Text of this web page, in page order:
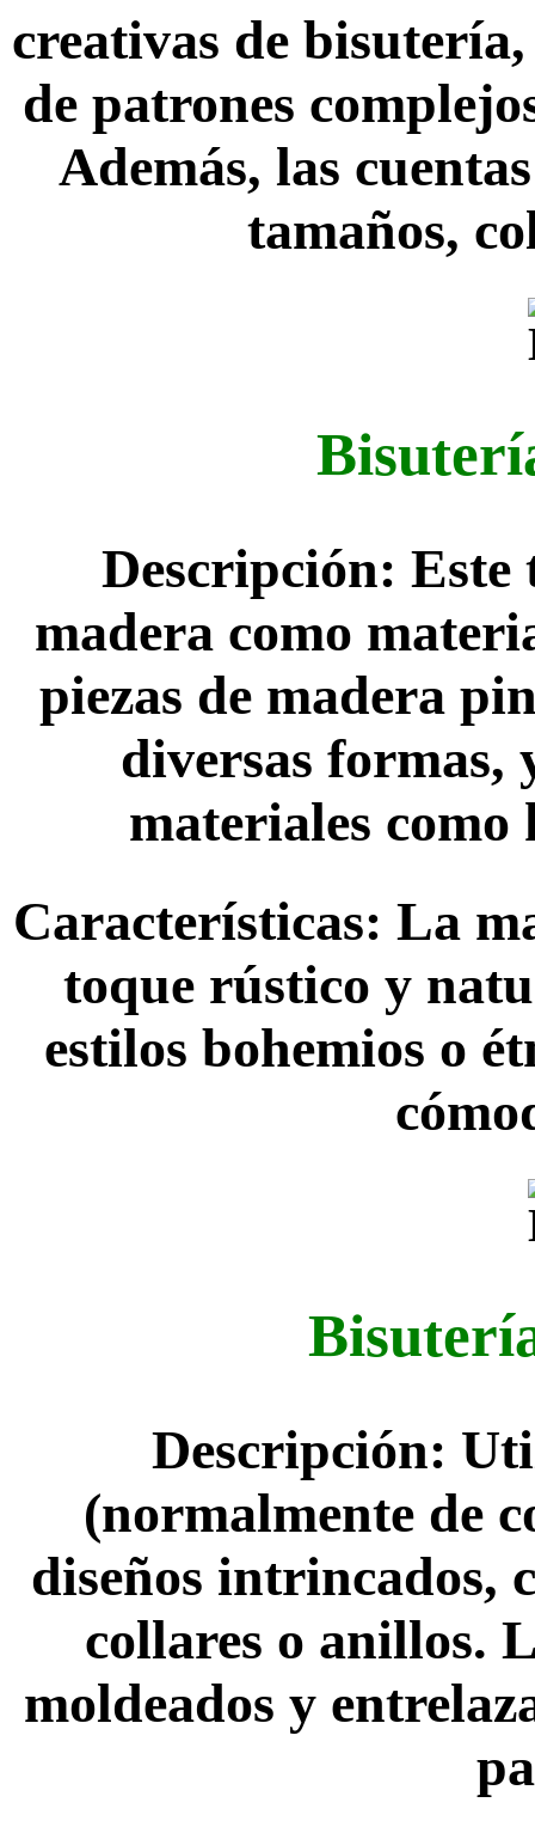
creativas de
de patrones
Además, las
tamaños,
Descripción:
madera como
piezas de madera
diversas formas,
materiales como
Características: La
toque rústico y
estilos bohemios o
Descripción:
(normalmente de
diseños intrincados,
collares o anillos.
moldeados y